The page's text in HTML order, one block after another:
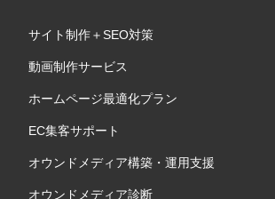
サイト制作＋SEO対策
動画制作サービス
ホームページ最適化プラン
EC集客サポート
オウンドメディア構築・運用支援
オウンドメディア診断